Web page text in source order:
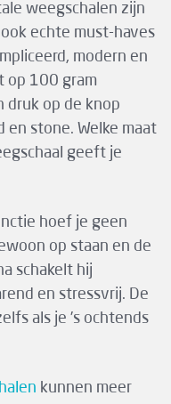
weegschalen zijn
echte must-haves
modern en
op 100 gram
druk op de knop
en stone. Welke maat
geeft je
hoef je geen
op staan en de
schakelt hij
en stressvrij. De
als je ’s ochtends
kunnen meer